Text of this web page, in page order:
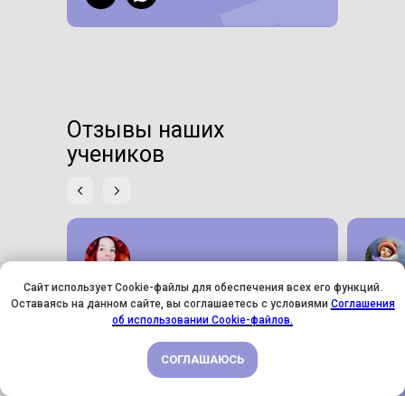
Отзывы наших
учеников
Надежда Мокшина
возможность погрузиться в мир
искусства и узнать много нового
У НАС ДЕНЬ РОЖДЕНИЯ! ВСЕМ СКИДКИ НА ОБУЧЕНИЕ!
ПОДРОБНЕЕ
Сайт использует Cookie-файлы для обеспечения всех его функций.
Оставаясь на данном сайте, вы соглашаетесь с условиями Соглашения
об использовании Cookie-файлов.
СОГЛАШАЮСЬ